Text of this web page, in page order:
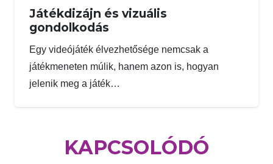
Játékdizájn és vizuális
gondolkodás
Egy videójáték élvezhetősége nemcsak a
játékmeneten múlik, hanem azon is, hogyan
jelenik meg a játék…
KAPCSOLÓDÓ